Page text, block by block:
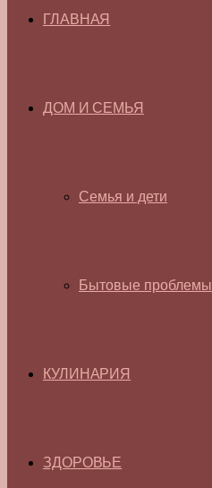
ГЛАВНАЯ
ДОМ И СЕМЬЯ
Семья и дети
Бытовые проблемы
КУЛИНАРИЯ
ЗДОРОВЬЕ